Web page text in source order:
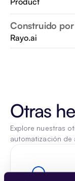
Construido por
Rayo.ai
Otras
Explore nuestras
automatización de